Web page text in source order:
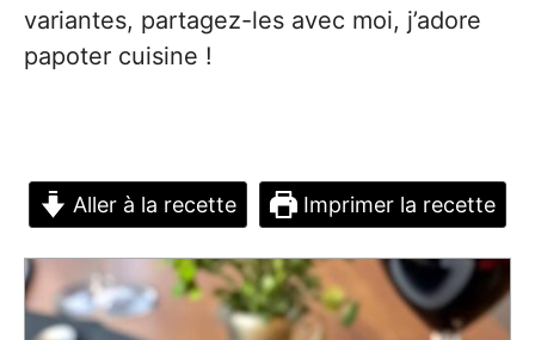
variantes, partagez-les avec moi, j’adore
papoter cuisine !
Aller à la recette Imprimer la recette